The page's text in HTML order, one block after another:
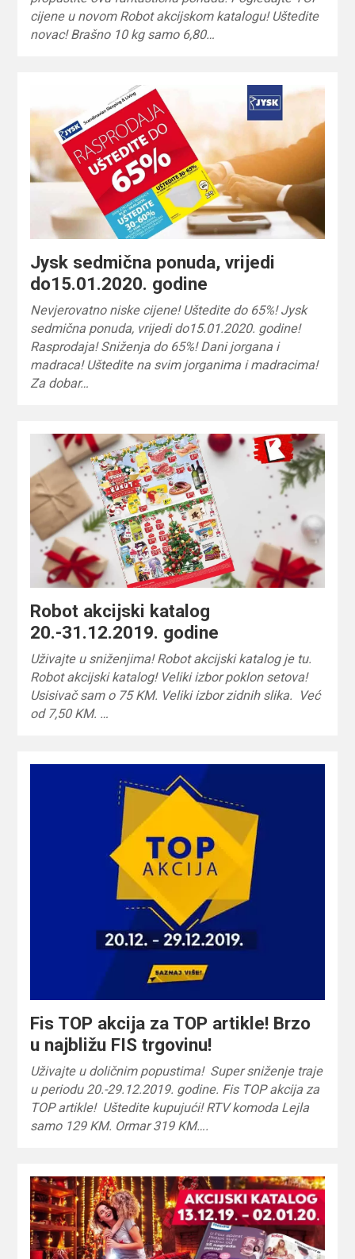
cijene u novom Robot akcijskom katalogu! Uštedite
novac! Brašno 10 kg samo 6,80…
Jysk sedmična ponuda, vrijedi
do15.01.2020. godine
Nevjerovatno niske cijene! Uštedite do 65%! Jysk
sedmična ponuda, vrijedi do15.01.2020. godine!
Rasprodaja! Sniženja do 65%! Dani jorgana i
madraca! Uštedite na svim jorganima i madracima!
Za dobar…
Robot akcijski katalog
20.-31.12.2019. godine
Uživajte u sniženjima! Robot akcijski katalog je tu.
Robot akcijski katalog! Veliki izbor poklon setova!
Usisivač sam o 75 KM. Veliki izbor zidnih slika. Već
od 7,50 KM. …
Fis TOP akcija za TOP artikle! Brzo
u najbližu FIS trgovinu!
Uživajte u doličnim popustima! Super sniženje traje
u periodu 20.-29.12.2019. godine. Fis TOP akcija za
TOP artikle! Uštedite kupujući! RTV komoda Lejla
samo 129 KM. Ormar 319 KM….